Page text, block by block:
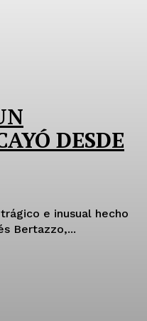
DESDE
e inusual hecho
Bertazzo,...